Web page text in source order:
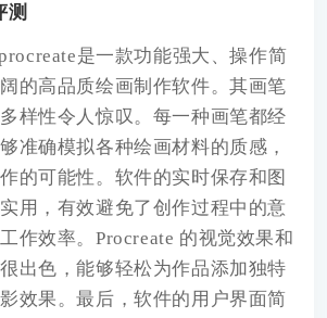
测
是一款功能强大、操作简
的高品质绘画制作软件。其画笔
样性令人惊叹。每一种画笔都经
准确模拟各种绘画材料的质感，
的可能性。软件的实时保存和图
用，有效避免了创作过程中的意
作效率。Procreate 的视觉效果和
出色，能够轻松为作品添加独特
效果。最后，软件的用户界面简